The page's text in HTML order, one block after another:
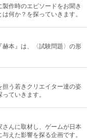
作時のエピソードをお聞き
何か？を探っていきます。
赫本』は、〈試験問題〉の形
担う若きクリエイター達の姿
ていきます。
んに取材し、ゲームが日本
えた影響を探る企画です。